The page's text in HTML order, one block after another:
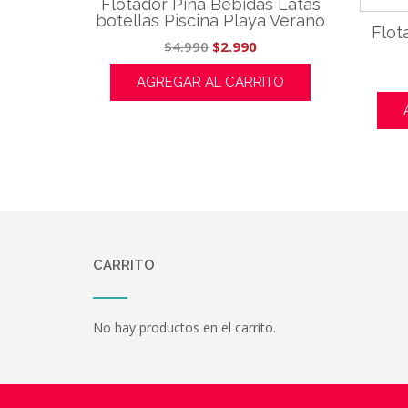
Flotador Piña Bebidas Latas
botellas Piscina Playa Verano
$4.990 El
precio
original
era:
$2.990El
precio
actual
es:
AGREGAR AL CARRITO
CARRITO
No hay productos en el carrito.